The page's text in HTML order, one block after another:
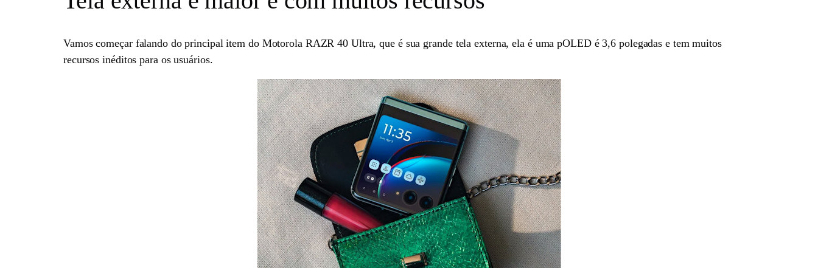
Vamos começar falando do principal item do Motorola RAZR 40 Ultra, que é sua grande tela externa, ela é uma pOLED é 3,6 polegadas e tem muitos
recursos inéditos para os usuários.